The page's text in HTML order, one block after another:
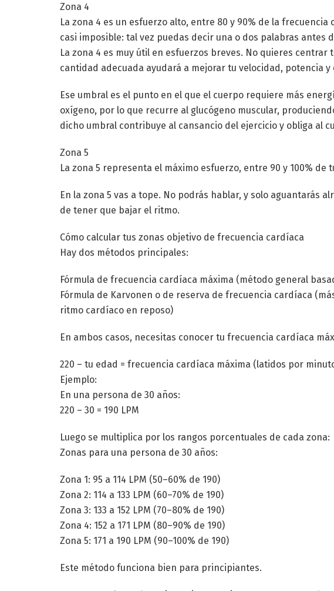
Zona 4
La zona 4 es un esfuerzo alto, entre 80 y 90% de la frecuencia
casi imposible: tal vez puedas decir una o dos palabras antes
La zona 4 es muy útil en esfuerzos breves. No quieres
cantidad adecuada ayudará a mejorar tu velocidad, potencia
Ese umbral es el punto en el que el cuerpo requiere más
oxígeno, por lo que recurre al glucógeno muscular,
dicho umbral contribuye al cansancio del ejercicio y obliga al
Zona 5
La zona 5 representa el máximo esfuerzo, entre 90 y 100% de
En la zona 5 vas a tope. No podrás hablar, y solo aguantarás
de tener que bajar el ritmo.
Cómo calcular tus zonas objetivo de frecuencia cardíaca
Hay dos métodos principales:
Fórmula de frecuencia cardíaca máxima (método general
Fórmula de Karvonen o de reserva de frecuencia cardíaca
ritmo cardíaco en reposo)
En ambos casos, necesitas conocer tu frecuencia cardíaca
220 – tu edad = frecuencia cardíaca máxima (latidos por
Ejemplo:
En una persona de 30 años:
220 – 30 = 190 LPM
Luego se multiplica por los rangos porcentuales de cada zona:
Zonas para una persona de 30 años:
Zona 1: 95 a 114 LPM (50–60% de 190)
Zona 2: 114 a 133 LPM (60–70% de 190)
Zona 3: 133 a 152 LPM (70–80% de 190)
Zona 4: 152 a 171 LPM (80–90% de 190)
Zona 5: 171 a 190 LPM (90–100% de 190)
Este método funciona bien para principiantes.